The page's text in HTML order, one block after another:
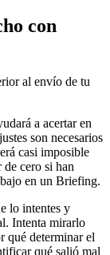
con
al envío de tu
a acertar en
son necesarios
casi imposible
de cero si han
en un Briefing.
lo intentes y
Intenta mirarlo
qué determinar el
qué salió mal